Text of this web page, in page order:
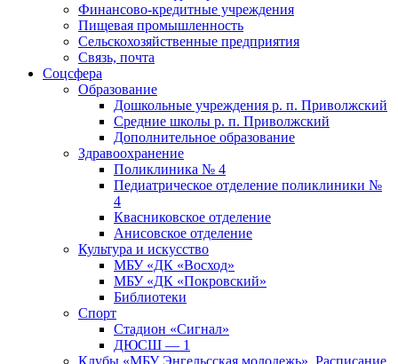
Финансово-кредитные учреждения
Пищевая промышленность
Сельскохозяйственные предприятия
Связь, почта
Соцсфера
Образование
Дошкольные учреждения р. п. Приволжский
Средние школы р. п. Приволжский
Дополнительное образование
Здравоохранение
Поликлиника № 4
Педиатрическое отделение поликлиники №
4
Квасниковское отделение
Анисовское отделение
Культура и искусство
МБУ «ДК «Восход»
МБУ «ДК «Покровский»
Библиотеки
Спорт
Стадион «Сигнал»
ДЮСШ — 1